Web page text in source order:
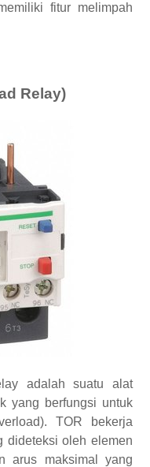
fitur melimpah
Relay)
adalah suatu alat
yang berfungsi untuk
TOR bekerja
dideteksi oleh elemen
arus maksimal yang